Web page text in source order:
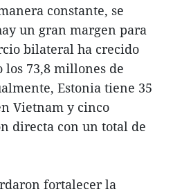
constante, se
un gran margen para
bilateral ha crecido
los 73,8 millones de
Estonia tiene 35
Vietnam y cinco
directa con un total de
fortalecer la